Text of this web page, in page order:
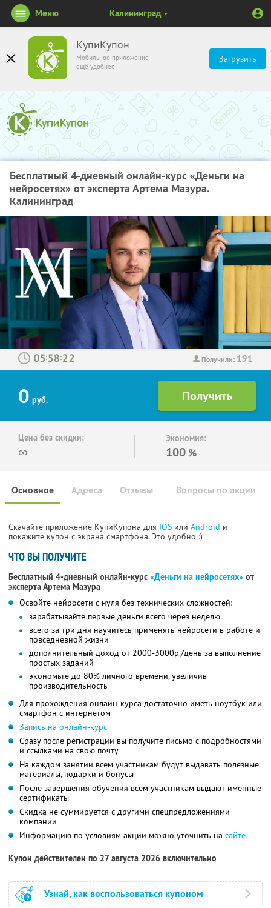
КупиКупон
Мобильное приложение
ещё удобнее
Загрузить
Меню Калининград
Бесплатный 4-дневный онлайн-курс «Деньги на
нейросетях» от эксперта Артема Мазура.
Калининград
Получили: 191
: :
0 руб.
Цена без скидки:
∞
Экономия:
100 %
Основное Отзывы Вопросы по акции
Адреса
Скачайте приложение КупиКупона для IOS или Android и
покажите купон с экрана смартфона. Это удобно :)
ЧТО ВЫ ПОЛУЧИТЕ
Бесплатный 4-дневный онлайн-курс «Деньги на нейросетях» от
эксперта Артема Мазура
Освойте нейросети с нуля без технических сложностей:
зарабатывайте первые деньги всего через неделю
всего за три дня научитесь применять нейросети в работе и
повседневной жизни
дополнительный доход от 2000-3000р./день за выполнение
простых заданий
экономьте до 80% личного времени, увеличив
производительность
Для прохождения онлайн-курса достаточно иметь ноутбук или
смартфон с интернетом
Запись на онлайн-курс
Сразу после регистрации вы получите письмо с подробностями
и ссылками на свою почту
На каждом занятии всем участникам будут выдавать полезные
материалы, подарки и бонусы
После завершения обучения всем участникам выдают именные
сертификаты
Скидка не суммируется с другими спецпредложениями
компании
Информацию по условиям акции можно уточнить на сайте
Купон действителен по 27 августа 2026 включительно
Узнай, как воспользоваться купоном